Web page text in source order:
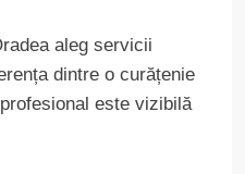
aleg servicii
dintre o curățenie
este vizibilă